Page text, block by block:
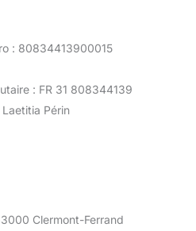
: 80834413900015
: FR 31 808344139
Périn
Clermont-Ferrand